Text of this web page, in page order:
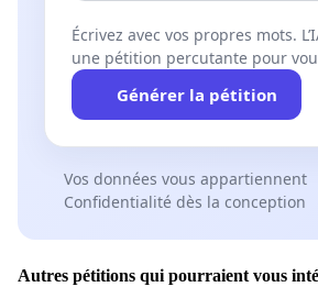
Écrivez avec vos propres mots.
une pétition percutante pour
Générer la pétition
Vos données vous appartiennent
Confidentialité dès la conception
Autres pétitions qui pourraient vous